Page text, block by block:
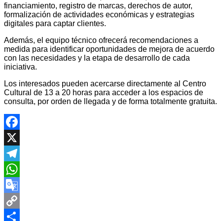
financiamiento, registro de marcas, derechos de autor,
formalización de actividades económicas y estrategias
digitales para captar clientes.
Además, el equipo técnico ofrecerá recomendaciones a
medida para identificar oportunidades de mejora de acuerdo
con las necesidades y la etapa de desarrollo de cada
iniciativa.
Los interesados pueden acercarse directamente al Centro
Cultural de 13 a 20 horas para acceder a los espacios de
consulta, por orden de llegada y de forma totalmente gratuita.
Facebook
X
Telegram
WhatsApp
Google
Translate
Copy